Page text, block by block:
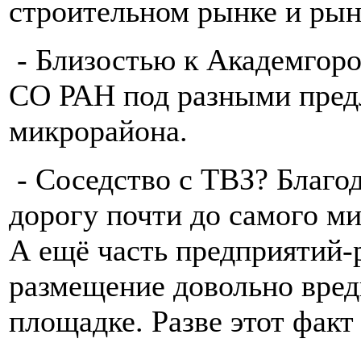
строительном рынке и
- Близостью к
СО РАН под разными
микрорайона.
- Соседство с ТВЗ?
дорогу почти до самого
А ещё часть
размещение довольно
площадке. Разве этот